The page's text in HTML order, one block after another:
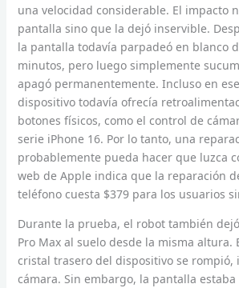
una velocidad considerable. El impacto
pantalla sino que la dejó inservible.
la pantalla todavía parpadeó en blanco
minutos, pero luego simplemente
apagó permanentemente. Incluso en
dispositivo todavía ofrecía
botones físicos, como el control de
serie iPhone 16. Por lo tanto, una
probablemente pueda hacer que luzca
web de Apple indica que la reparación
teléfono cuesta $379 para los usuarios
Durante la prueba, el robot también
Pro Max al suelo desde la misma altura.
cristal trasero del dispositivo se rompió,
cámara. Sin embargo, la pantalla